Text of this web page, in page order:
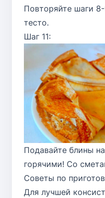
Повторяйте шаги 8-
тесто.
Шаг 11:
Подавайте блины
горячими! Со
Советы по
Для лучшей